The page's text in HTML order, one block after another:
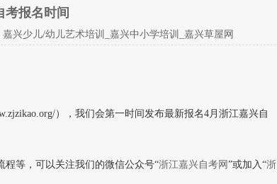
考报名时间
少儿/幼儿艺术培训_嘉兴中小学培训_嘉兴草屋网
），我们会第一时间发布最新报名4月浙江嘉兴自
等，可以关注我们的微信公众号“浙江嘉兴自考网 ”或加入“浙